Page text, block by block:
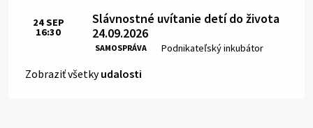
Slávnostné uvítanie detí do života
24.09.2026
SAMOSPRÁVA Miesto:
Podnikateľský inkubátor
Čas:
24SEP
16:30
Zobraziť všetkyudalosti